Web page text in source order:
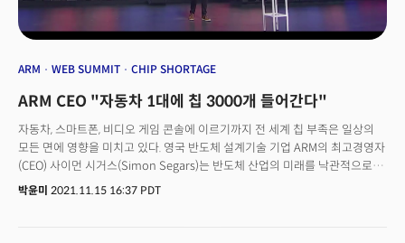
ARM WEB SUMMIT CHIP SHORTAGE
ARM CEO "자동차 1대에 칩 3000개 들어간다"
자동차, 스마트폰, 비디오 게임 콘솔에 이르기까지 전 세계 칩 부족은 일상의
모든 면에 영향을 미치고 있다. 영국 반도체 설계기술 기업 ARM의 최고경영자
(CEO) 사이먼 시거스(Simon Segars)는 반도체 산업의 미래를 낙관적으로
보지만 현재의 위기를 해결하는 데에 시간이 걸릴 것이며 공급망 혼란은
박윤미 2021.11.15 16:37 PDT